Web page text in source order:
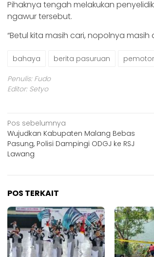
Pihaknya tengah melakukan
ngawur tersebut.
“Betul kita masih cari, nopolnya masih
bahaya berita pasuruan
Penulis: Fudo
Editor: Setyo
Navigasi
pos
Pos sebelumnya
Wujudkan Kabupaten Malang Bebas
Pasung, Polisi Dampingi ODGJ ke RSJ
Lawang
POS TERKAIT